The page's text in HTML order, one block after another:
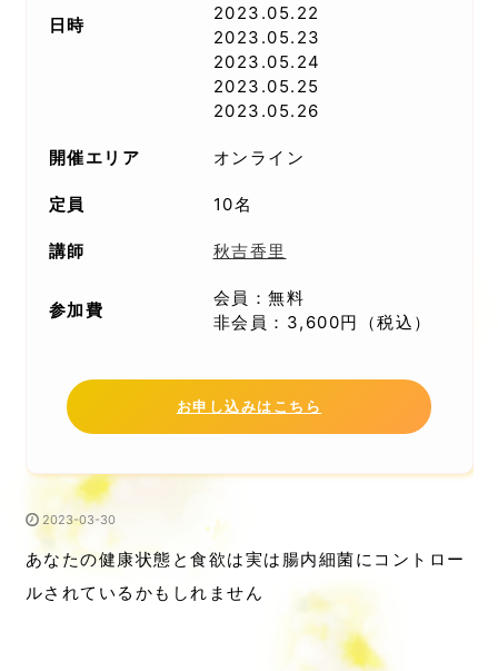
日時
2023.05.22
2023.05.23
2023.05.24
2023.05.25
2023.05.26
開催エリア オンライン
定員 10名
講師 秋吉香里
参加費
会員：無料
非会員：3,600円（税込）
お申し込みはこちら
2023-03-30
あなたの健康状態と食欲は実は腸内細菌にコントロー
ルされているかもしれません